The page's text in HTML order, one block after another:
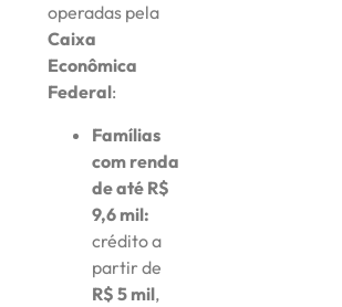
operadas pela
Caixa
Econômica
Federal:
Famílias
com renda
de até R$
9,6 mil:
crédito a
partir de
R$ 5 mil,